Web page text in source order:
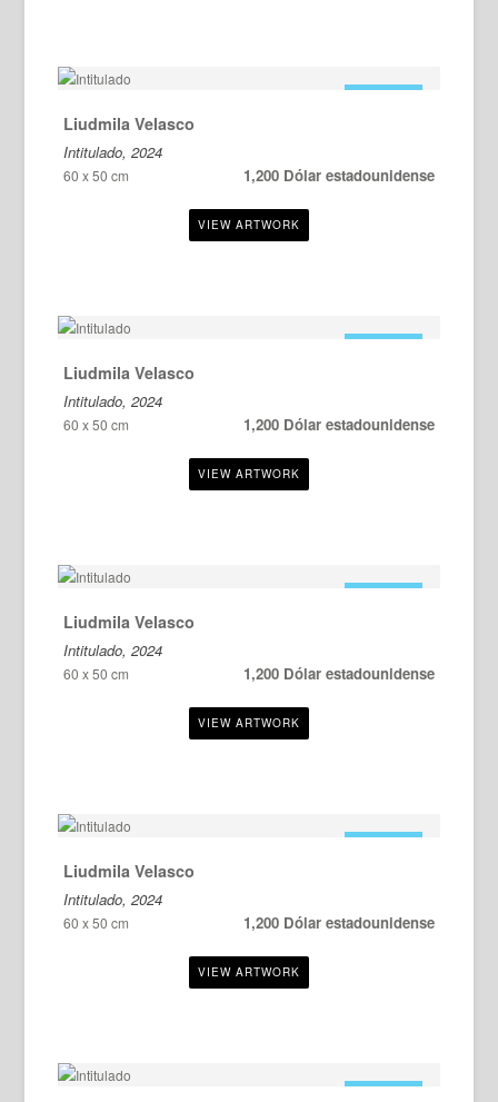
Liudmila Velasco
Intitulado, 2024
60 x 50 cm 1,200 Dólar estadounidense
Liudmila Velasco
Intitulado, 2024
60 x 50 cm 1,200 Dólar estadounidense
Liudmila Velasco
Intitulado, 2024
60 x 50 cm 1,200 Dólar estadounidense
Liudmila Velasco
Intitulado, 2024
60 x 50 cm 1,200 Dólar estadounidense